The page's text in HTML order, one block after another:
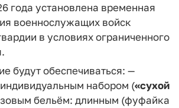
года установлена временная
военнослужащих войск
в условиях ограниченного
будут обеспечиваться: —
набором («сухой
бельём: длинным (фуфайка